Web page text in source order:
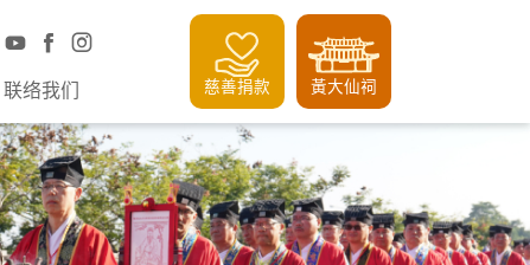
联络我们 慈善捐款 黃大仙祠